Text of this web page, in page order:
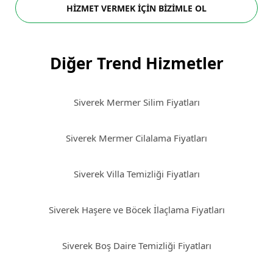
HİZMET VERMEK İÇİN BİZİMLE OL
Diğer Trend Hizmetler
Siverek Mermer Silim Fiyatları
Siverek Mermer Cilalama Fiyatları
Siverek Villa Temizliği Fiyatları
Siverek Haşere ve Böcek İlaçlama Fiyatları
Siverek Boş Daire Temizliği Fiyatları